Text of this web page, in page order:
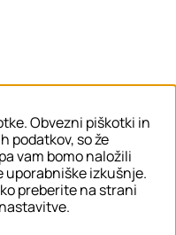
Obvezni piškotki in
podatkov, so že
vam bomo naložili
uporabniške izkušnje.
preberite na strani